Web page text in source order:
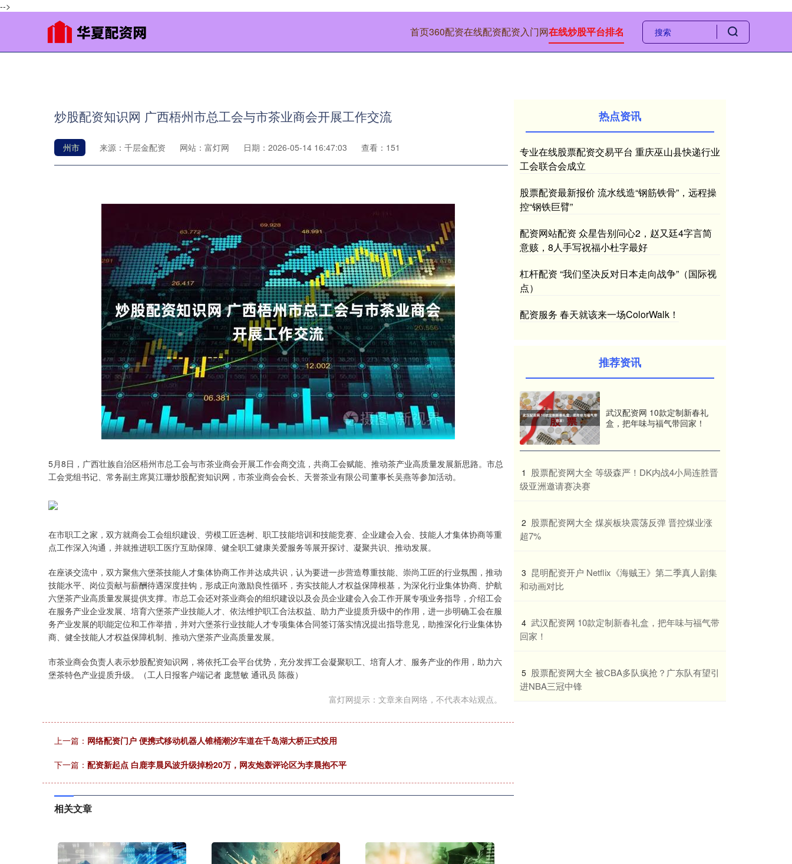
-->
首页360配资在线配资配资入门网在线炒股平台排名
炒股配资知识网 广西梧州市总工会与市茶业商会开展工作交流
州市 来源：千层金配资 网站：富灯网 日期：2026-05-14 16:47:03 查看：151
5月8日，广西壮族自治区梧州市总工会与市茶业商会开展工作会商交流，共商工会赋能、推动茶产业高质量发展新思路。市总
工会党组书记、常务副主席莫江珊炒股配资知识网，市茶业商会会长、天誉茶业有限公司董事长吴燕等参加活动。
在市职工之家，双方就商会工会组织建设、劳模工匠选树、职工技能培训和技能竞赛、企业建会入会、技能人才集体协商等重
点工作深入沟通，并就推进职工医疗互助保障、健全职工健康关爱服务等展开探讨、凝聚共识、推动发展。
在座谈交流中，双方聚焦六堡茶技能人才集体协商工作并达成共识，认为要进一步营造尊重技能、崇尚工匠的行业氛围，推动
技能水平、岗位贡献与薪酬待遇深度挂钩，形成正向激励良性循环，夯实技能人才权益保障根基，为深化行业集体协商、护航
六堡茶产业高质量发展提供支撑。市总工会还对茶业商会的组织建设以及会员企业建会入会工作开展专项业务指导，介绍工会
在服务产业企业发展、培育六堡茶产业技能人才、依法维护职工合法权益、助力产业提质升级中的作用，进一步明确工会在服
务产业发展的职能定位和工作举措，并对六堡茶行业技能人才专项集体合同签订落实情况提出指导意见，助推深化行业集体协
商、健全技能人才权益保障机制、推动六堡茶产业高质量发展。
市茶业商会负责人表示炒股配资知识网，将依托工会平台优势，充分发挥工会凝聚职工、培育人才、服务产业的作用，助力六
堡茶特色产业提质升级。（工人日报客户端记者 庞慧敏 通讯员 陈薇）
富灯网提示：文章来自网络，不代表本站观点。
上一篇： 网络配资门户 便携式移动机器人锥桶潮汐车道在千岛湖大桥正式投用
下一篇： 配资新起点 白鹿李晨风波升级掉粉20万，网友炮轰评论区为李晨抱不平
相关文章
热点资讯
专业在线股票配资交易平台 重庆巫山县快递行业
工会联合会成立
股票配资最新报价 流水线造“钢筋铁骨”，远程操
控“钢铁巨臂”
配资网站配资 众星告别问心2，赵又廷4字言简
意赅，8人手写祝福小杜字最好
杠杆配资 “我们坚决反对日本走向战争”（国际视
点）
配资服务 春天就该来一场ColorWalk！
推荐资讯
武汉配资网 10款定制新春礼
盒，把年味与福气带回家！
1
​股票配资网大全 等级森严！DK内战4小局连胜晋
级亚洲邀请赛决赛
2 ​股票配资网大全 煤炭板块震荡反弹 晋控煤业涨
超7%
3 ​昆明配资开户 Netflix《海贼王》第二季真人剧集
和动画对比
4 ​武汉配资网 10款定制新春礼盒，把年味与福气带
回家！
5 ​股票配资网大全 被CBA多队疯抢？广东队有望引
进NBA三冠中锋